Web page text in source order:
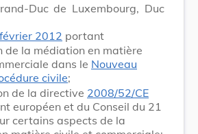
Duc de Luxembourg, Duc
2012 portant
de la médiation en matière
dans le Nouveau
civile;
de la directive 2008/52/CE
européen et du Conseil du 21
certains aspects de la